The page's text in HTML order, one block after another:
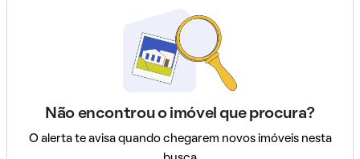
Não encontrou o imóvel que procura?
O alerta te avisa quando chegarem novos imóveis nesta